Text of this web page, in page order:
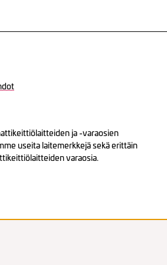
ja -varaosien
useita laitemerkkejä sekä erittäin
varaosia.